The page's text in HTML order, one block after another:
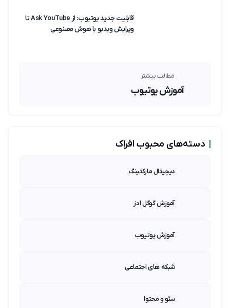
قابلیت جدید یوتیوب: از Ask YouTube تا
ویرایش ویدیو با هوش مصنوعی
مطالب بیشتر
آموزش یوتیوب
دسته‌های محبوب افراک
دیجیتال مارکتینگ
آموزش گوگل ادز
آموزش یوتیوب
شبکه های اجتماعی
سئو و محتوا